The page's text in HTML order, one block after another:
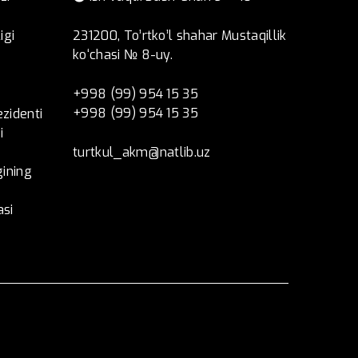
231200, To’rtko’l shahar Mustaqillik
ko‘chasi № 8-uy.
+998 (99) 954 15 35
+998 (99) 954 15 35
turtkul_akm@natlib.uz